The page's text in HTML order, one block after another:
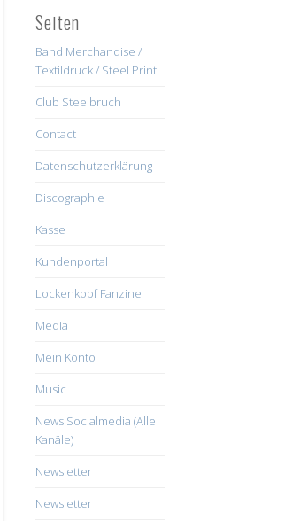
Seiten
Band Merchandise /
Textildruck / Steel Print
Club Steelbruch
Contact
Datenschutzerklärung
Discographie
Kasse
Kundenportal
Lockenkopf Fanzine
Media
Mein Konto
Music
News Socialmedia (Alle
Kanäle)
Newsletter
Newsletter